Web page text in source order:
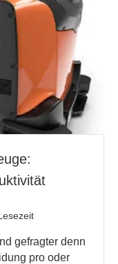
gefragter denn
pro oder